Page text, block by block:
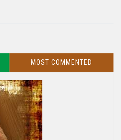
MOST COMMENTED